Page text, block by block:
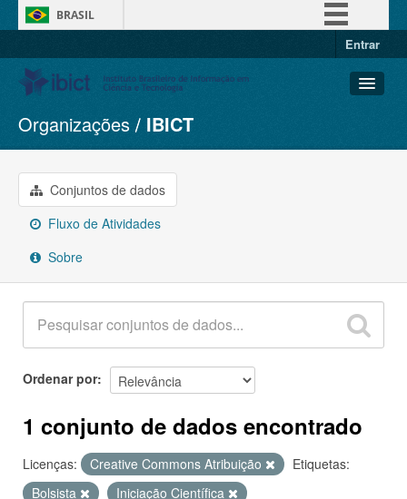
BRASIL
Entrar
Conjuntos de dados
Organizações
Grupos
Sobre
Organizações IBICT
Conjuntos de dados
Fluxo de Atividades
Sobre
Ordenar por
1 conjunto de dados encontrado
Licenças: Creative Commons Atribuição
Etiquetas:
Bolsista
Iniciação Científica